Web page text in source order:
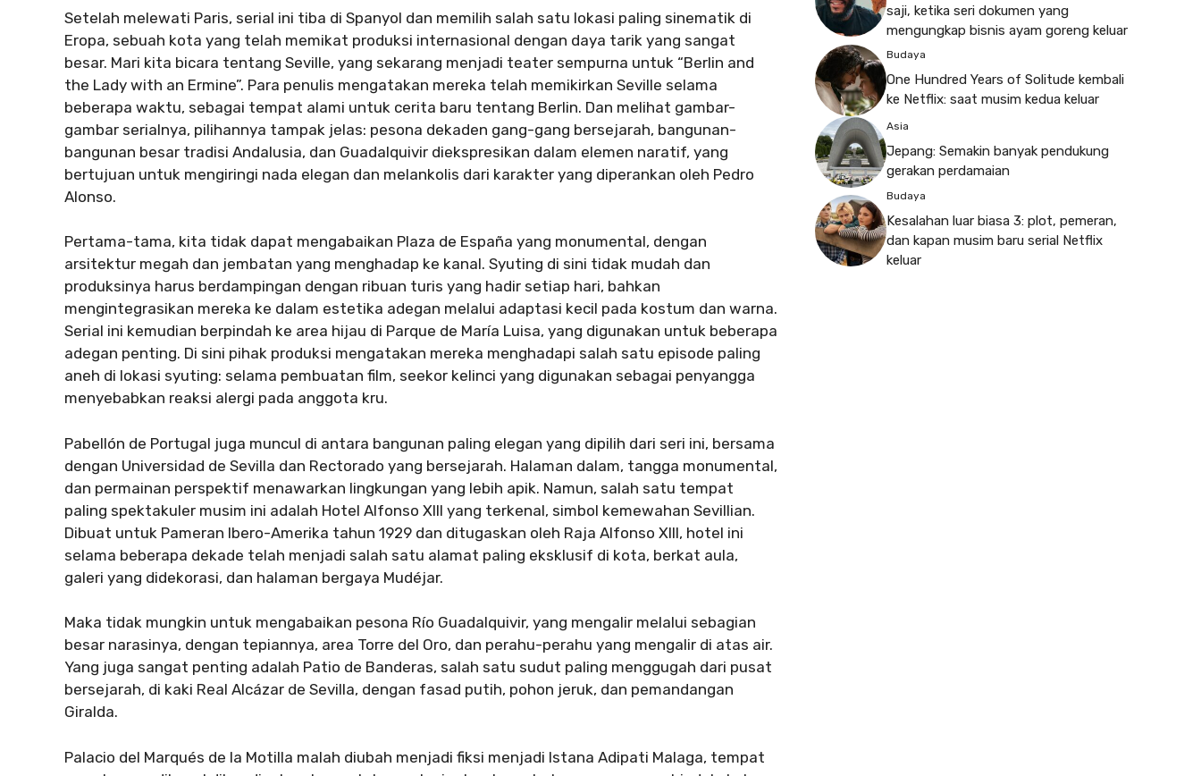
Setelah melewati Paris, serial ini tiba di Spanyol dan memilih salah satu lokasi paling sinematik di
Eropa, sebuah kota yang telah memikat produksi internasional dengan daya tarik yang sangat
besar. Mari kita bicara tentang Seville, yang sekarang menjadi teater sempurna untuk “Berlin and
the Lady with an Ermine”. Para penulis mengatakan mereka telah memikirkan Seville selama
beberapa waktu, sebagai tempat alami untuk cerita baru tentang Berlin. Dan melihat gambar-
gambar serialnya, pilihannya tampak jelas: pesona dekaden gang-gang bersejarah, bangunan-
bangunan besar tradisi Andalusia, dan Guadalquivir diekspresikan dalam elemen naratif, yang
bertujuan untuk mengiringi nada elegan dan melankolis dari karakter yang diperankan oleh Pedro
Alonso.
Pertama-tama, kita tidak dapat mengabaikan Plaza de España yang monumental, dengan
arsitektur megah dan jembatan yang menghadap ke kanal. Syuting di sini tidak mudah dan
produksinya harus berdampingan dengan ribuan turis yang hadir setiap hari, bahkan
mengintegrasikan mereka ke dalam estetika adegan melalui adaptasi kecil pada kostum dan warna.
Serial ini kemudian berpindah ke area hijau di Parque de María Luisa, yang digunakan untuk beberapa
adegan penting. Di sini pihak produksi mengatakan mereka menghadapi salah satu episode paling
aneh di lokasi syuting: selama pembuatan film, seekor kelinci yang digunakan sebagai penyangga
menyebabkan reaksi alergi pada anggota kru.
Pabellón de Portugal juga muncul di antara bangunan paling elegan yang dipilih dari seri ini, bersama
dengan Universidad de Sevilla dan Rectorado yang bersejarah. Halaman dalam, tangga monumental,
dan permainan perspektif menawarkan lingkungan yang lebih apik. Namun, salah satu tempat
paling spektakuler musim ini adalah Hotel Alfonso XIII yang terkenal, simbol kemewahan Sevillian.
Dibuat untuk Pameran Ibero-Amerika tahun 1929 dan ditugaskan oleh Raja Alfonso XIII, hotel ini
selama beberapa dekade telah menjadi salah satu alamat paling eksklusif di kota, berkat aula,
galeri yang didekorasi, dan halaman bergaya Mudéjar.
Maka tidak mungkin untuk mengabaikan pesona Río Guadalquivir, yang mengalir melalui sebagian
besar narasinya, dengan tepiannya, area Torre del Oro, dan perahu-perahu yang mengalir di atas air.
Yang juga sangat penting adalah Patio de Banderas, salah satu sudut paling menggugah dari pusat
bersejarah, di kaki Real Alcázar de Sevilla, dengan fasad putih, pohon jeruk, dan pemandangan
Giralda.
Palacio del Marqués de la Motilla malah diubah menjadi fiksi menjadi Istana Adipati Malaga, tempat
saji, ketika seri dokumen yang
mengungkap bisnis ayam goreng keluar
Budaya
One Hundred Years of Solitude kembali
ke Netflix: saat musim kedua keluar
Asia
Jepang: Semakin banyak pendukung
gerakan perdamaian
Budaya
Kesalahan luar biasa 3: plot, pemeran,
dan kapan musim baru serial Netflix
keluar